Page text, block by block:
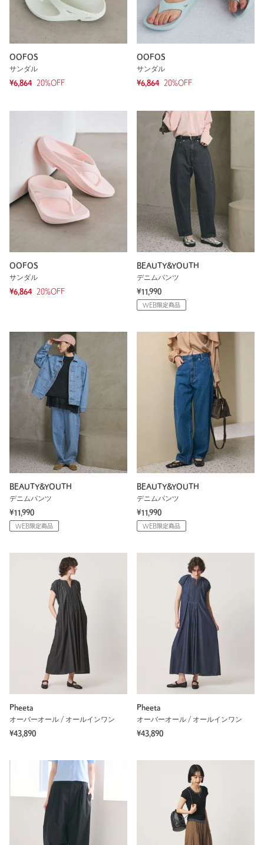
OOFOS
サンダル
¥6,864
20%OFF
OOFOS
サンダル
¥6,864
20%OFF
OOFOS
サンダル
¥6,864
20%OFF
BEAUTY&YOUTH
デニムパンツ
¥11,990
WEB限定商品
BEAUTY&YOUTH
デニムパンツ
¥11,990
WEB限定商品
BEAUTY&YOUTH
デニムパンツ
¥11,990
WEB限定商品
Pheeta
オーバーオール / オールインワン
¥43,890
Pheeta
オーバーオール / オールインワン
¥43,890